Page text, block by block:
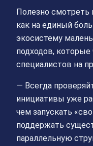
Полезно смотреть
как на единый
экосистему
подходов,
специалистов на
— Всегда
инициативы уже
чем запускать
поддержать
параллельную